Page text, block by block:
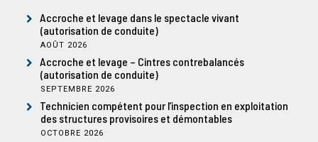
Accroche et levage dans le spectacle vivant
(autorisation de conduite)
AOÛT 2026
Accroche et levage – Cintres contrebalancés
(autorisation de conduite)
SEPTEMBRE 2026
Technicien compétent pour l’inspection en exploitation
des structures provisoires et démontables
OCTOBRE 2026